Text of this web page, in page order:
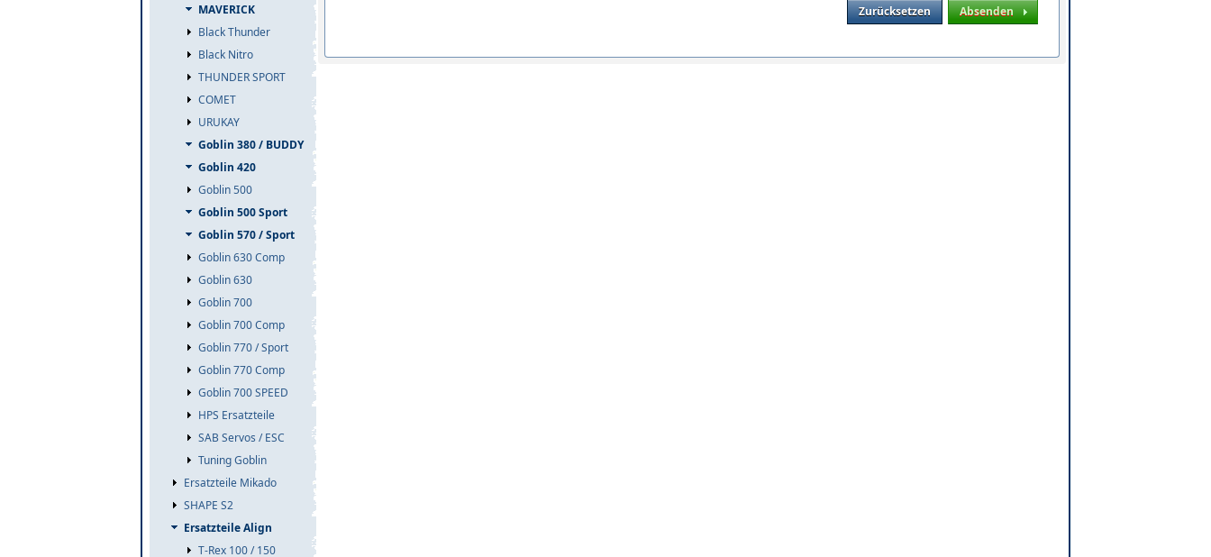
MAVERICK
Black Thunder
Black Nitro
THUNDER SPORT
COMET
URUKAY
Goblin 380 / BUDDY
Goblin 420
Goblin 500
Goblin 500 Sport
Goblin 570 / Sport
Goblin 630 Comp
Goblin 630
Goblin 700
Goblin 700 Comp
Goblin 770 / Sport
Goblin 770 Comp
Goblin 700 SPEED
HPS Ersatzteile
SAB Servos / ESC
Tuning Goblin
Ersatzteile Mikado
SHAPE S2
Ersatzteile Align
T-Rex 100 / 150
Zurücksetzen Absenden